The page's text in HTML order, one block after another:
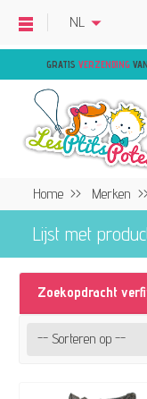
GRATIS VERZENDING
NL
Home Merken
Lijst met
Zoekopdracht
-- Sorteren op --